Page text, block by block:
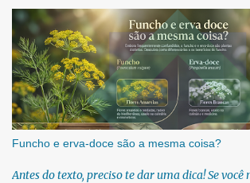
o
s
Funcho e erva-doce são a mesma coisa?
Antes do texto, preciso te dar uma dica! Se você